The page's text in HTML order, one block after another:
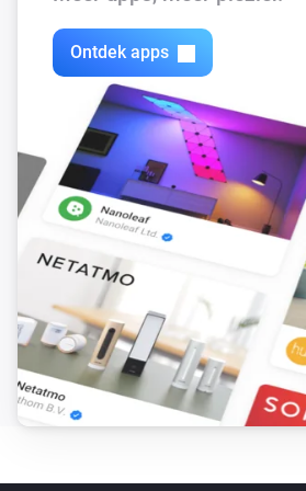
In Wall Meter Switch PAN03
Het vermogen is veranderd
In Wall Meter Switch PAN03
De stroommeter is veranderd
Het accuniveau is veranderd
Outdoor Motion Sensor PSP05
De bewegingsmelder gaat aan
Outdoor Motion Sensor PSP05
Ontdek apps